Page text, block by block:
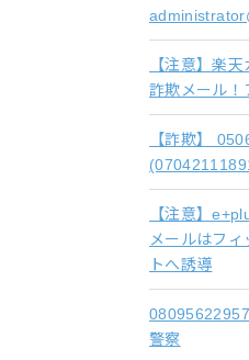
【注意】楽
詐欺メール！
【詐欺】
【注意】
メールはフ
トへ誘導
警察